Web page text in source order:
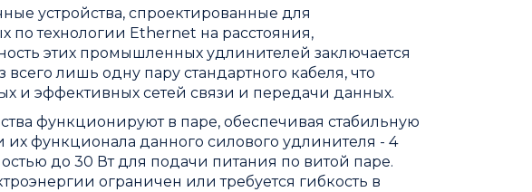
устройства, спроектированные для
по технологии Ethernet на расстояния,
этих промышленных удлинителей заключается
лишь одну пару стандартного кабеля, что
и эффективных сетей связи и передачи данных.
функционируют в паре, обеспечивая стабильную
функционала данного силового удлинителя - 4
до 30 Вт для подачи питания по витой паре.
ограничен или требуется гибкость в